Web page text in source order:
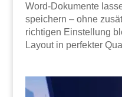
Word-Dokumente
speichern – ohne
richtigen Einstellung
Layout in perfekter